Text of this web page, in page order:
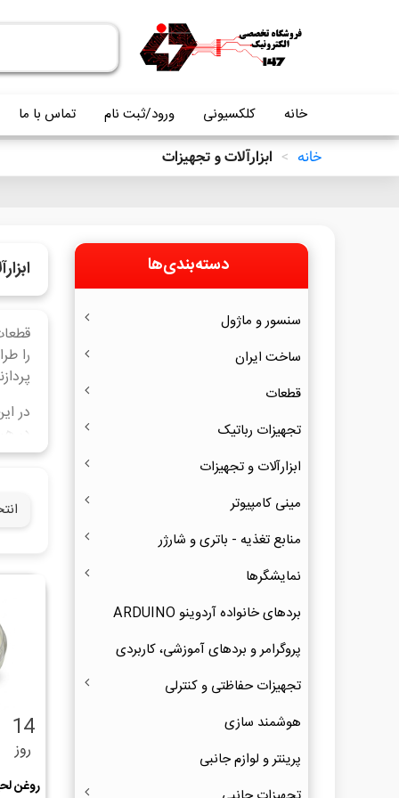
خانه کلکسیونی ورود/ثبت نام تماس با ما
خانه > ابزارآلات و تجهیزات
دسته‌بندی‌ها
سنسور و ماژول
ساخت ایران
قطعات
تجهیزات رباتیک
ابزارآلات و تجهیزات
مینی کامپیوتر
منابع تغذیه - باتری و شارژر
نمایشگرها
بردهای خانواده آردوینو ARDUINO
پروگرامر و بردهای آموزشی، کاربردی
تجهیزات حفاظتی و کنترلی
هوشمند سازی
پرینتر و لوازم جانبی
را
در
14
روز